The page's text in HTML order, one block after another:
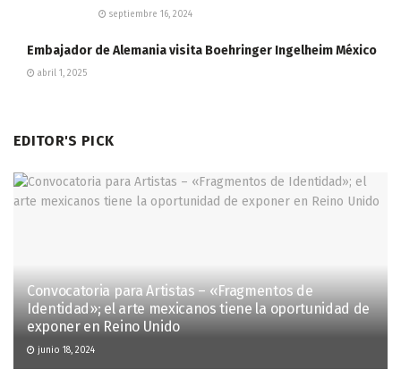
septiembre 16, 2024
Embajador de Alemania visita Boehringer Ingelheim México
abril 1, 2025
EDITOR'S PICK
Convocatoria para Artistas – «Fragmentos de
Identidad»; el arte mexicanos tiene la oportunidad de
exponer en Reino Unido
junio 18, 2024